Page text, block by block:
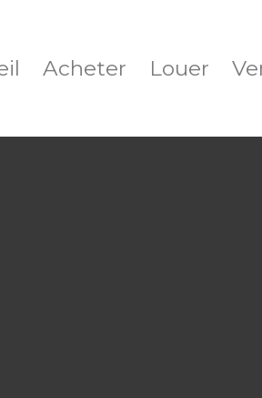
Acheter Louer